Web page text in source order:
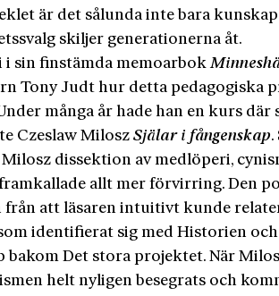
är det sålunda inte bara
skiljer generationerna åt.
i sin finstämda memoarbok
Tony Judt hur detta pedagogiska
många år hade han en kurs där
Czeslaw MiloszSjälar i fångenskap.
dissektion av medlöperi,
allt mer förvirring. Den
från att läsaren intuitivt kunde
identifierat sig med Historien
bakom Det stora projektet. När
helt nyligen besegrats och